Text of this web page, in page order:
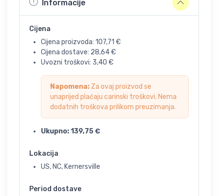
Informacije
Cijena
Cijena proizvoda: 107,71 €
Cijena dostave: 28,64€
Uvozni troškovi: 3,40 €
Napomena: Za ovaj proizvod se
unaprijed plaćaju carinski troškovi. Nema
dodatnih troškova prilikom preuzimanja.
Ukupno:139,75€
Lokacija
US, NC, Kernersville
Period dostave